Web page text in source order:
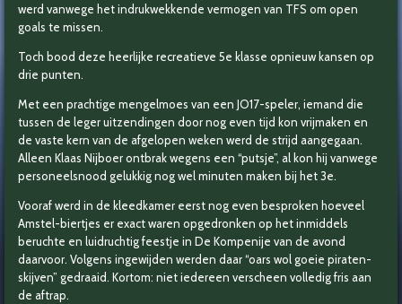
werd vanwege het indrukwekkende vermogen van TFS om open
goals te missen.
Toch bood deze heerlijke recreatieve 5e klasse opnieuw kansen op
drie punten.
Met een prachtige mengelmoes van een JO17-speler, iemand die
tussen de leger uitzendingen door nog even tijd kon vrijmaken en
de vaste kern van de afgelopen weken werd de strijd aangegaan.
Alleen Klaas Nijboer ontbrak wegens een “putsje”, al kon hij vanwege
personeelsnood gelukkig nog wel minuten maken bij het 3e.
Vooraf werd in de kleedkamer eerst nog even besproken hoeveel
Amstel-biertjes er exact waren opgedronken op het inmiddels
beruchte en luidruchtig feestje in De Kompenije van de avond
daarvoor. Volgens ingewijden werden daar “oars wol goeie piraten-
skijven” gedraaid. Kortom: niet iedereen verscheen volledig fris aan
de aftrap.